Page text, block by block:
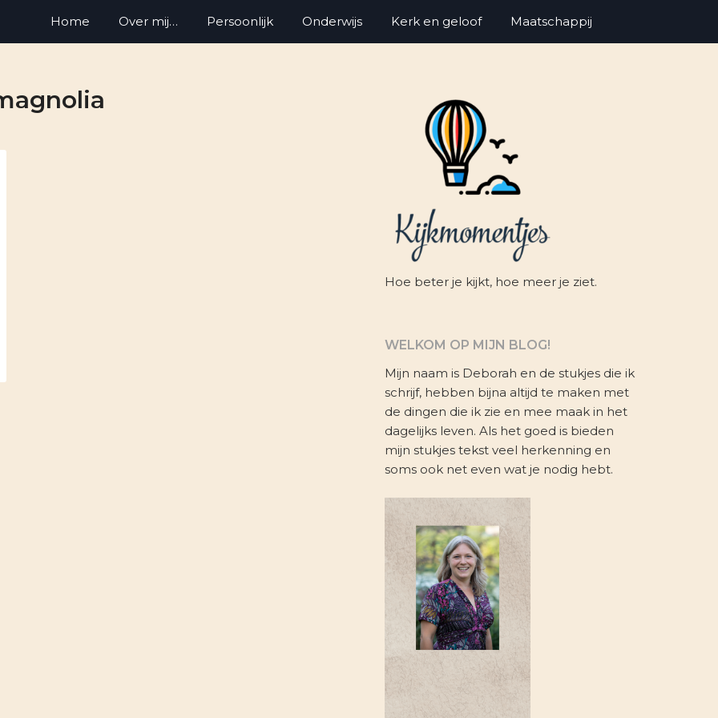
Home Over mij… Persoonlijk Onderwijs Kerk en geloof Maatschappij
Hoe beter je kijkt, hoe meer je ziet.
WELKOM OP MIJN BLOG!
Mijn naam is Deborah en de stukjes die ik
schrijf, hebben bijna altijd te maken met
de dingen die ik zie en mee maak in het
dagelijks leven. Als het goed is bieden
mijn stukjes tekst veel herkenning en
soms ook net even wat je nodig hebt.